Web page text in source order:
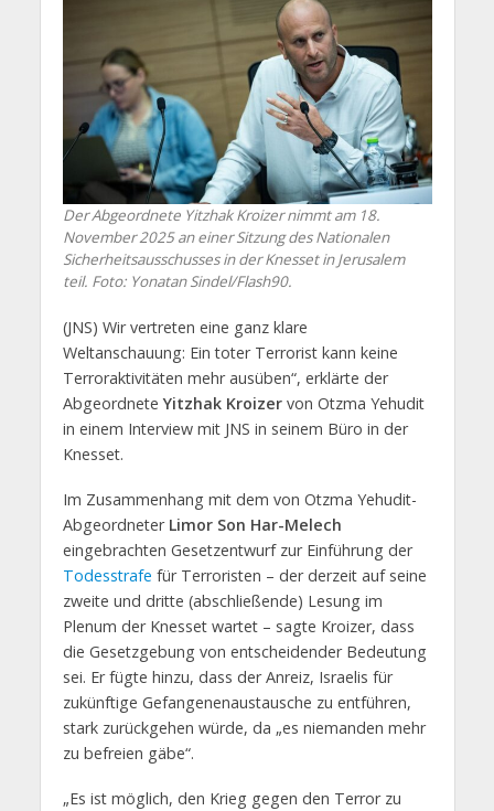
Der Abgeordnete Yitzhak Kroizer nimmt am 18.
November 2025 an einer Sitzung des Nationalen
Sicherheitsausschusses in der Knesset in Jerusalem
teil. Foto: Yonatan Sindel/Flash90.
(JNS) Wir vertreten eine ganz klare
Weltanschauung: Ein toter Terrorist kann keine
Terroraktivitäten mehr ausüben“, erklärte der
AbgeordneteYitzhak Kroizervon Otzma Yehudit
in einem Interview mit JNS in seinem Büro in der
Knesset.
Im Zusammenhang mit dem von Otzma Yehudit-
Abgeordneter Limor Son Har-Melech
eingebrachten Gesetzentwurf zur Einführung der
Todesstrafe für Terroristen – der derzeit auf seine
zweite und dritte (abschließende) Lesung im
Plenum der Knesset wartet – sagte Kroizer, dass
die Gesetzgebung von entscheidender Bedeutung
sei. Er fügte hinzu, dass der Anreiz, Israelis für
zukünftige Gefangenenaustausche zu entführen,
stark zurückgehen würde, da „es niemanden mehr
zu befreien gäbe“.
„Es ist möglich, den Krieg gegen den Terror zu